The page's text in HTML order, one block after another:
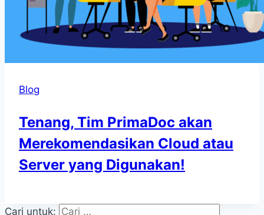
Blog
Tenang, Tim PrimaDoc akan
Merekomendasikan Cloud atau
Server yang Digunakan!
Cari untuk: